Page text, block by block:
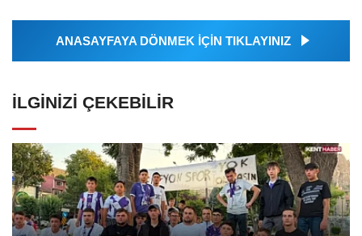
ANASAYFAYA DÖNMEK İÇİN TIKLAYINIZ
İLGINIZI ÇEKEBILIR